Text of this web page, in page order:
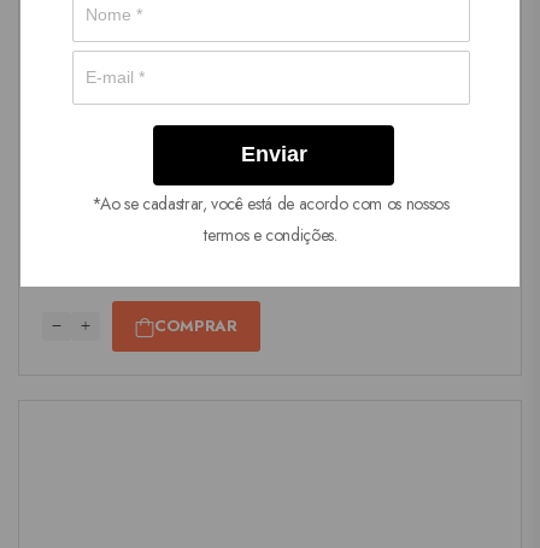
Jogo 6 Pratos Rasos Azul Vintage Diamante
166,00 R$332,00
27,67
COMPRAR
*Ao se cadastrar, você está de acordo com os nossos
termos e condições.